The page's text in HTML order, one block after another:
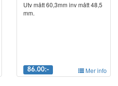
Utv mått 60,3mm inv mått 48,5
mm.
86.00:- Mer info